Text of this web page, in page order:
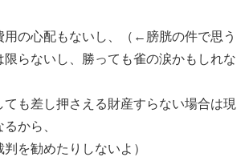
用の心配もないし、（←膀胱の件で思う
限らないし、勝っても雀の涙かもしれな
も差し押さえる財産すらない場合は現
から、
を勧めたりしないよ）